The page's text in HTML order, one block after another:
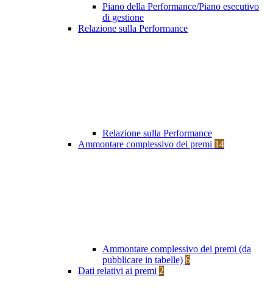
Piano della Performance/Piano esecutivo
di gestione
Relazione sulla Performance
Relazione sulla Performance
Ammontare complessivo dei premi 14
Ammontare complessivo dei premi (da
pubblicare in tabelle) 6
Dati relativi ai premi 2